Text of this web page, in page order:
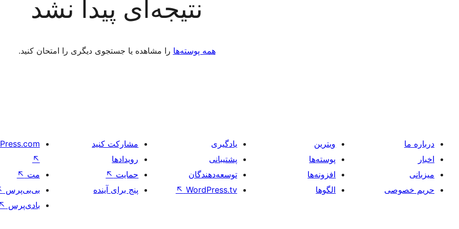
نتیجه‌ای پیدا نشد
همه پوسته‌ها را مشاهده یا جستجوی دیگری را امتحان کنید.
درباره ما
اخبار
میزبانی
حریم خصوصی
ویترین
پوسته‌ها
افزونه‌ها
الگوها
یادگیری
پشتیبانی
توسعه‌دهندگان
WordPress.tv
↖
مشارکت کنید
رویدادها
حمایت ↖
پنج برای آینده
↖
مت ↖
بی‌بی‌پرس
بادی‌پرس